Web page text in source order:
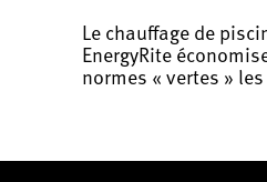
Le chauffage de
EnergyRite
normes « vertes »